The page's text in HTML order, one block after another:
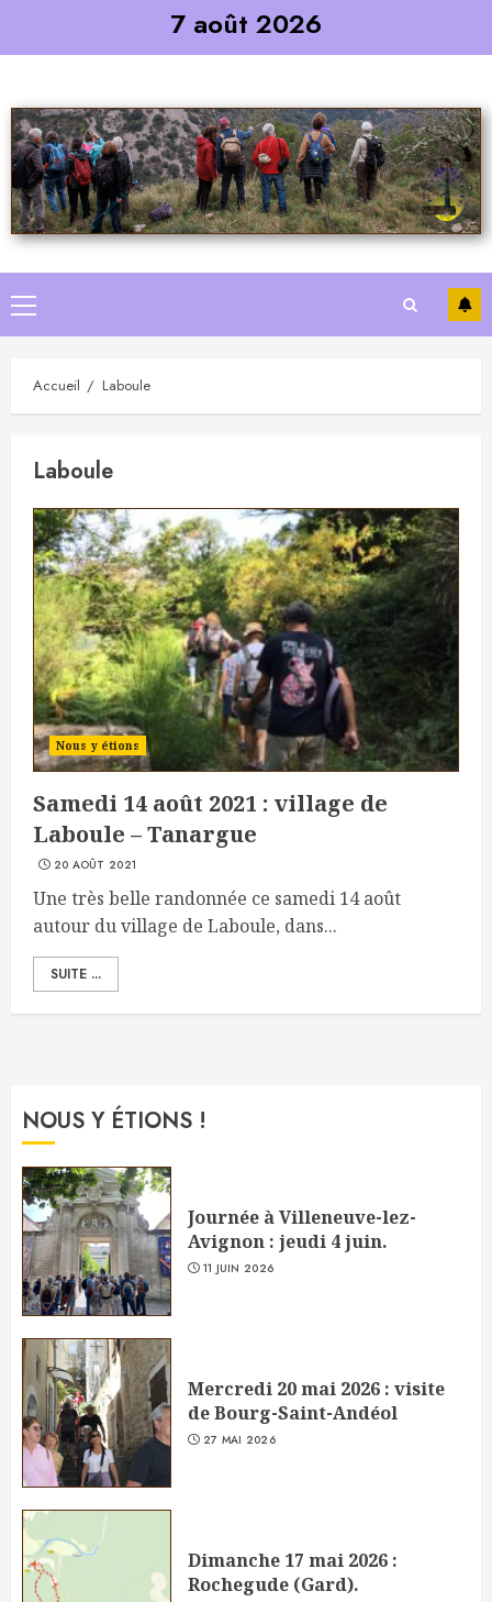
7 août 2026
Primary
Menu
Accueil Laboule
Laboule
Nous y étions
Samedi 14 août 2021 : village de
Laboule – Tanargue
20 AOÛT 2021
Une très belle randonnée ce samedi 14 août
autour du village de Laboule, dans...
SUITE ...
NOUS Y ÉTIONS !
Journée à Villeneuve-lez-
Avignon : jeudi 4 juin.
11 JUIN 2026
Mercredi 20 mai 2026 : visite
de Bourg-Saint-Andéol
27 MAI 2026
Dimanche 17 mai 2026 :
Rochegude (Gard).